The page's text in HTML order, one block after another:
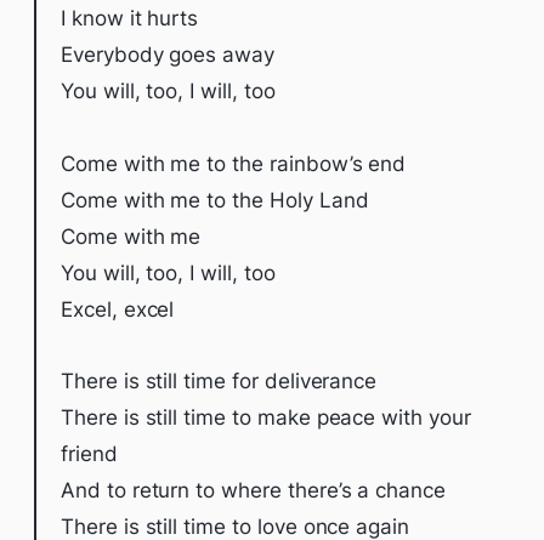
I know it hurts
Everybody goes away
You will, too, I will, too
Come with me to the rainbow’s end
Come with me to the Holy Land
Come with me
You will, too, I will, too
Excel, excel
There is still time for deliverance
Therе is still time to make peacе with your
friend
And to return to where there’s a chance
There is still time to love once again